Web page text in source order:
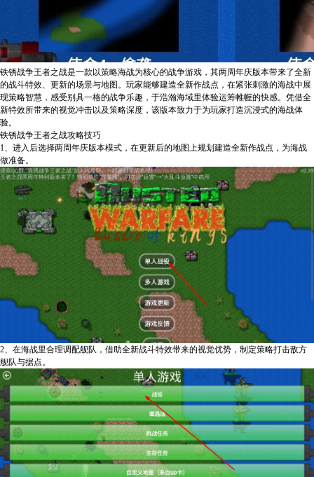
铁锈战争王者之战是一款以策略海战为核心的战争游戏，其两周年庆版本带来了全新
的战斗特效、更新的场景与地图。玩家能够建造全新作战点，在紧张刺激的海战中展
现策略智慧，感受别具一格的战争乐趣，于浩瀚海域里体验运筹帷幄的快感。凭借全
新特效所带来的视觉冲击以及策略深度，该版本致力于为玩家打造沉浸式的海战体
验。
铁锈战争王者之战攻略技巧
1、进入后选择两周年庆版本模式，在更新后的地图上规划建造全新作战点，为海战
做准备。
2、在海战里合理调配舰队，借助全新战斗特效带来的视觉优势，制定策略打击敌方
舰队与据点。